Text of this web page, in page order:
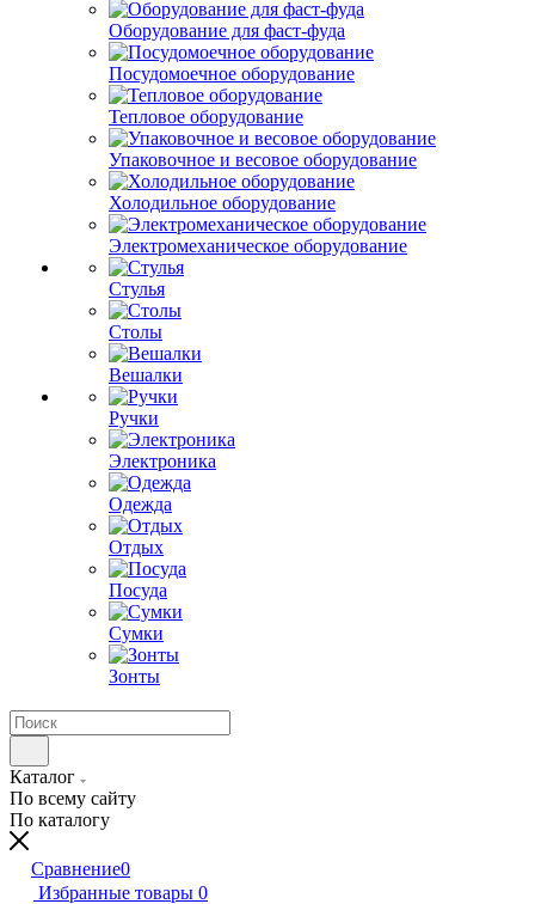
Оборудование для фаст-фуда
Посудомоечное оборудование
Тепловое оборудование
Упаковочное и весовое оборудование
Холодильное оборудование
Электромеханическое оборудование
Стулья
Столы
Вешалки
Ручки
Электроника
Одежда
Отдых
Посуда
Сумки
Зонты
Каталог
По всему сайту
По каталогу
Сравнение0
Избранные товары 0